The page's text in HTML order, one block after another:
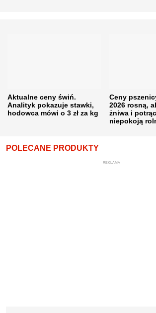
Aktualne ceny świń.
Analityk pokazuje stawki,
hodowca mówi o 3 zł za kg
Ceny
2026 rosną,
żniwa i
niepokoją
POLECANE PRODUKTY
REKLAMA